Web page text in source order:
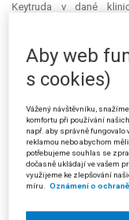
Keytruda v dané
zdravotní potíže
ipilimumabem – LP
zdravotního
léčby žalobce; nicméně
být do doby ukončení
protilátkami proti PD1
hrazené cílené léčby
následné moderní
uvedeným
Aby web
s cookies)
Vážený návštěvníku,
komfortu při používání
např. aby správně fungovalo
reklamou nebo abychom
potřebujeme souhlas se
dočasně ukládají ve vašem
využijeme ke zlepšování
míru. Oznámení o